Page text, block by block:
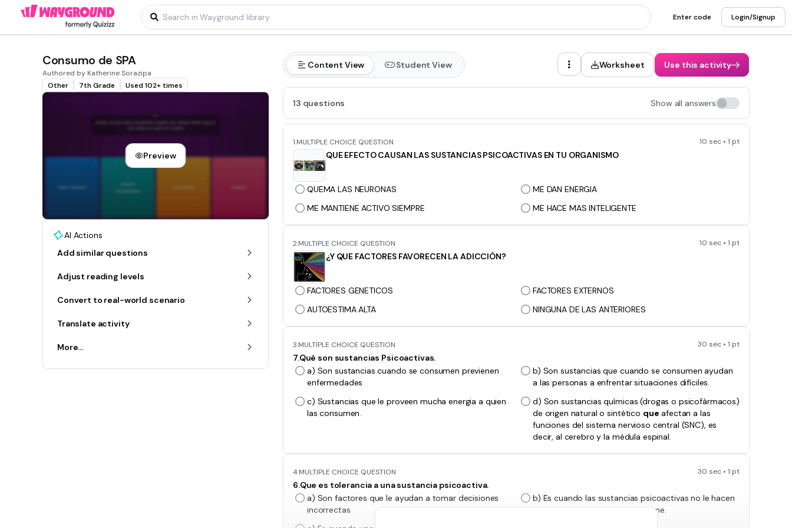
Enter code Login/Signup
Consumo de SPA
Authored by Katherine Sorazipa
Other
7th Grade Used 102+ times
Preview
AI Actions
Add similar questions
Adjust reading levels
Convert to real-world scenario
Translate activity
More...
Content View Student View Worksheet Use this activity
13 questions Show all answers
1.MULTIPLE CHOICE QUESTION 10 sec • 1 pt
QUE EFECTO CAUSAN LAS SUSTANCIAS PSICOACTIVAS EN TU ORGANISMO
QUEMA LAS NEURONAS
ME DAN ENERGIA
ME MANTIENE ACTIVO SIEMPRE
ME HACE MAS INTELIGENTE
2.MULTIPLE CHOICE QUESTION 10 sec • 1 pt
¿Y QUE FACTORES FAVORECEN LA ADICCIÓN?
FACTORES GENETICOS
FACTORES EXTERNOS
AUTOESTIMA ALTA
NINGUNA DE LAS ANTERIORES
3.MULTIPLE CHOICE QUESTION 30 sec • 1 pt
7.Qué son sustancias Psicoactivas.
a) Son sustancias cuando se consumen previenen
enfermedades
b) Son sustancias que cuando se consumen ayudan
a las personas a enfrentar situaciones difíciles.
c) Sustancias que le proveen mucha energia a quien
las consumen.
d) Son sustancias químicas (drogas o psicofármacos)
de origen natural o sintético que afectan a las
funciones del sistema nervioso central (SNC), es
decir, al cerebro y la médula espinal.
4.MULTIPLE CHOICE QUESTION 30 sec • 1 pt
6.Que es tolerancia a una sustancia psicoactiva.
a) Son factores que le ayudan a tomar decisiones
incorrectas
b) Es cuando las sustancias psicoactivas no le hacen
daño a la persona que la consume.